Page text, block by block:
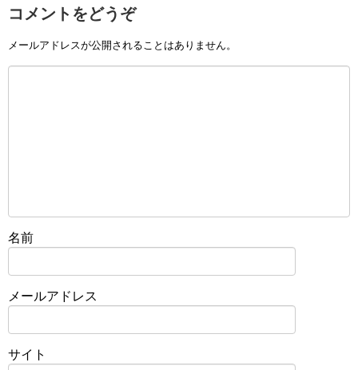
コメントをどうぞ
メールアドレスが公開されることはありません。
名前
メールアドレス
サイト